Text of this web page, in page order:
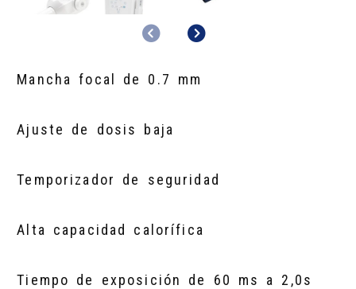
AnteriorSiguiente
Mancha focal de 0.7 mm
Ajuste de dosis baja
Temporizador de seguridad
Alta capacidad calorífica
Tiempo de exposición de 60 ms a 2,0s